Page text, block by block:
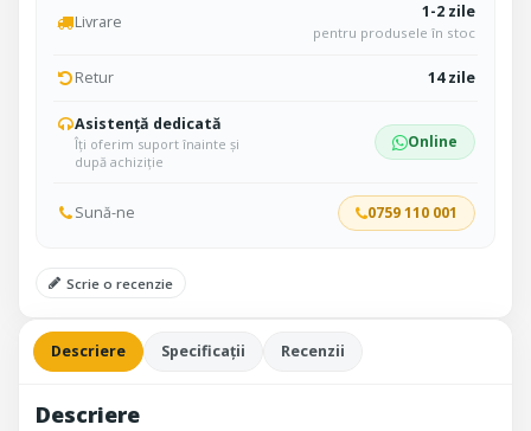
Livrare 1-2 zile
pentru produsele în stoc
Retur 14 zile
Asistență dedicată
Îți oferim suport înainte și
după achiziție
Online
Sună-ne 0759 110 001
Scrie o recenzie
Descriere Specificații Recenzii
Descriere